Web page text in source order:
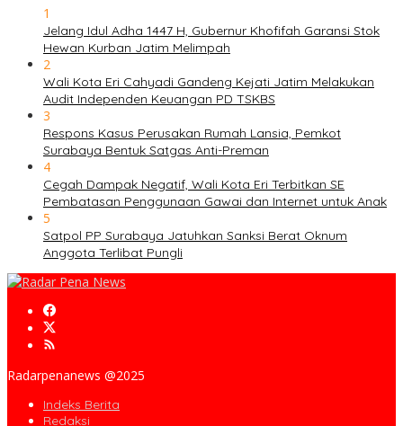
1
Jelang Idul Adha 1447 H, Gubernur Khofifah Garansi Stok
Hewan Kurban Jatim Melimpah
2
Wali Kota Eri Cahyadi Gandeng Kejati Jatim Melakukan
Audit Independen Keuangan PD TSKBS
3
Respons Kasus Perusakan Rumah Lansia, Pemkot
Surabaya Bentuk Satgas Anti-Preman
4
Cegah Dampak Negatif, Wali Kota Eri Terbitkan SE
Pembatasan Penggunaan Gawai dan Internet untuk Anak
5
Satpol PP Surabaya Jatuhkan Sanksi Berat Oknum
Anggota Terlibat Pungli
Radarpenanews @2025
Indeks Berita
Redaksi